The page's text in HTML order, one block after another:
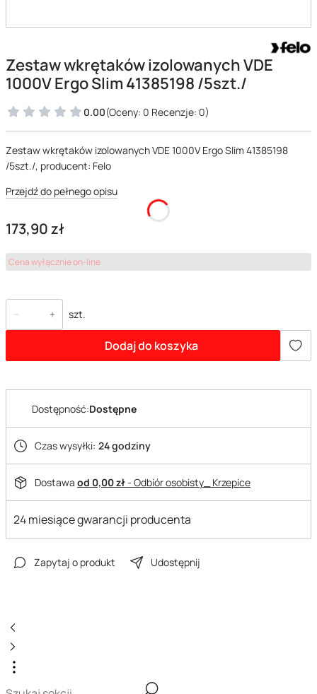
Zestaw wkrętaków izolowanych VDE
1000V Ergo Slim 41385198 /5szt./
0.00(Oceny: 0 Recenzje: 0)
Zestaw wkrętaków izolowanych VDE 1000V Ergo Slim 41385198
/5szt./, producent: Felo
Przejdź do pełnego opisu
Cena
173,90 zł
Cena wyłącznie on-line
szt.
Dodaj do koszyka
Dostępność:Dostępne
Czas wysyłki: 24 godziny
Dostawa od 0,00 zł- Odbiór osobisty_ Krzepice
24 miesiące gwarancji producenta
Zapytaj o produkt Udostępnij